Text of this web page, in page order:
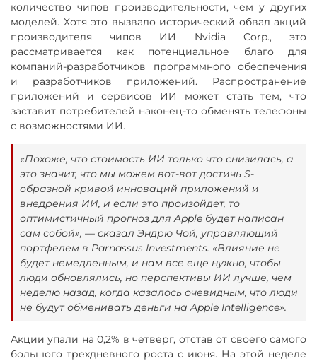
количество чипов производительности, чем у других
моделей. Хотя это вызвало исторический обвал акций
производителя чипов ИИ Nvidia Corp., это
рассматривается как потенциальное благо для
компаний-разработчиков программного обеспечения
и разработчиков приложений. Распространение
приложений и сервисов ИИ может стать тем, что
заставит потребителей наконец-то обменять телефоны
с возможностями ИИ.
«Похоже, что стоимость ИИ только что снизилась, а
это значит, что мы можем вот-вот достичь S-
образной кривой инноваций приложений и
внедрения ИИ, и если это произойдет, то
оптимистичный прогноз для Apple будет написан
сам собой», — сказал Эндрю Чой, управляющий
портфелем в Parnassus Investments. «Влияние не
будет немедленным, и нам все еще нужно, чтобы
люди обновлялись, но перспективы ИИ лучше, чем
неделю назад, когда казалось очевидным, что люди
не будут обменивать деньги на Apple Intelligence».
Акции упали на 0,2% в четверг, отстав от своего самого
большого трехдневного роста с июня. На этой неделе